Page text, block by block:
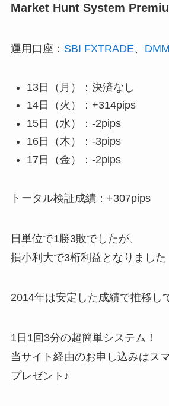
Market Hunt System
運用口座： SBI FXTRADE、
13日（月）：決済なし
14日（火）：+314pips
15日（水）：-2pips
16日（木）：-3pips
17日（金）：-2pips
トータル検証成績：+307pips
日単位で1勝3敗でしたが、
損小利大で3桁利益となりました
2014年は安定した成績で推移し
1日1回3分の超簡単システム！
当サイト経由のお申し込みはス
プレゼント♪